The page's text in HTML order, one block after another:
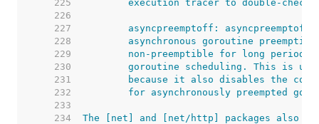
   225
   226
   227
   228
   229
   230
   231
   232
   233
   234